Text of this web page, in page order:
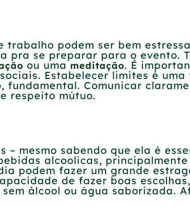
podem ser bem
pra se preparar para o evento.
ou umameditação. É
Estabelecer limites é uma
Comunicar
respeito mútuo.
mesmo sabendo que ela é
alcoolicas,
podem fazer um grande
de fazer boas
álcool ou água saborizada.